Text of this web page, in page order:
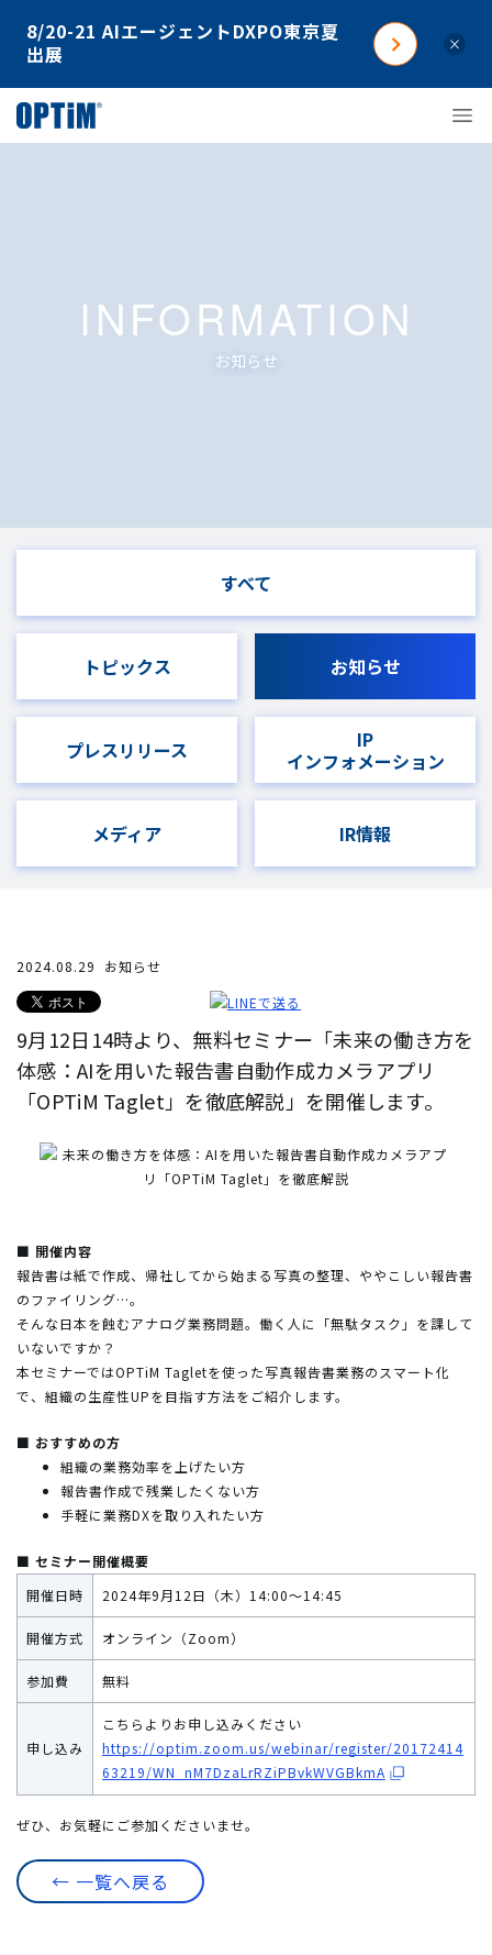
8/20-21 AIエージェントDXPO東京夏
出展
×
INFORMATION
お知らせ
すべて
トピックス お知らせ
プレスリリース
IP
インフォメーション
メディア IR情報
2024.08.29 お知らせ
9月12日14時より、無料セミナー「未来の働き方を
体感：AIを用いた報告書自動作成カメラアプリ
「OPTiM Taglet」を徹底解説」を開催します。
■ 開催内容
報告書は紙で作成、帰社してから始まる写真の整理、ややこしい報告書
のファイリング…。
そんな日本を蝕むアナログ業務問題。働く人に「無駄タスク」を課して
いないですか？
本セミナーではOPTiM Tagletを使った写真報告書業務のスマート化
で、組織の生産性UPを目指す方法をご紹介します。
■ おすすめの方
組織の業務効率を上げたい方
報告書作成で残業したくない方
手軽に業務DXを取り入れたい方
■ セミナー開催概要
開催日時
2024年9月12日（木）14:00～14:45
開催方式 オンライン（Zoom）
参加費 無料
申し込み
こちらよりお申し込みください
https://optim.zoom.us/webinar/register/20172414
63219/WN_nM7DzaLrRZiPBvkWVGBkmA
ぜひ、お気軽にご参加くださいませ。
← 一覧へ戻る